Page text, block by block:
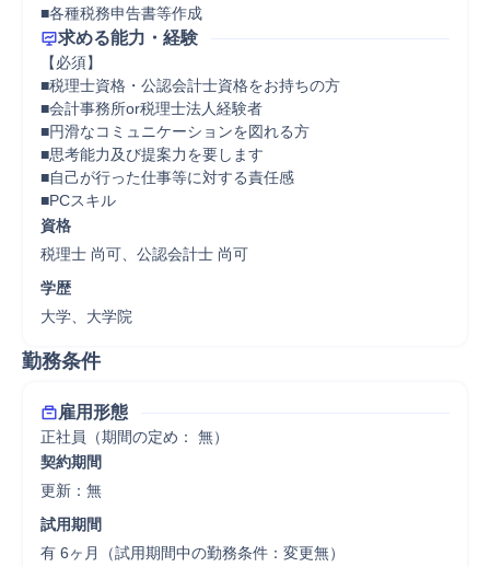
■各種税務申告書等作成
求める能力・経験
【必須】
■税理士資格・公認会計士資格をお持ちの方
■会計事務所or税理士法人経験者
■円滑なコミュニケーションを図れる方
■思考能力及び提案力を要します
■自己が行った仕事等に対する責任感
■PCスキル
資格
税理士 尚可、公認会計士 尚可
学歴
大学、大学院
勤務条件
雇用形態
正社員（期間の定め： 無）
契約期間
更新：無
試用期間
有 6ヶ月（試用期間中の勤務条件：変更無）